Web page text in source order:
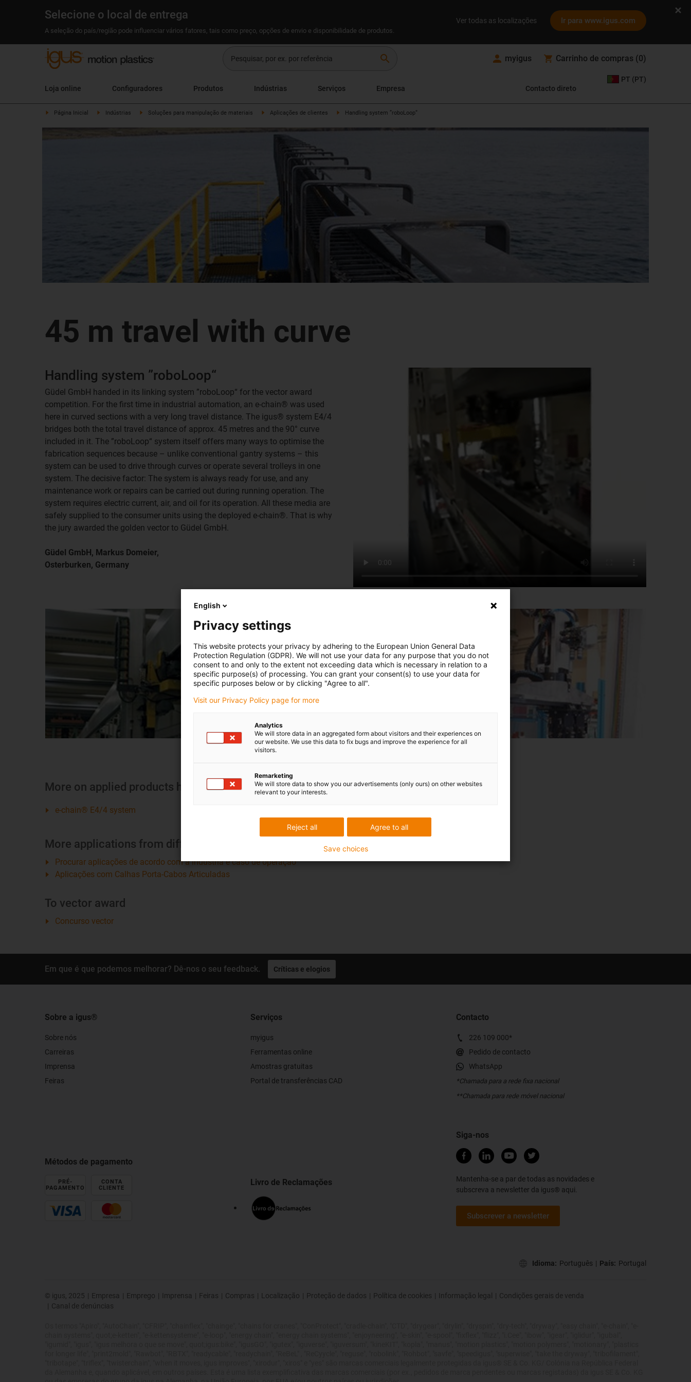
Selecione o local de entrega
A seleção do país/região pode influenciar vários fatores, tais como preço, opções de envio e disponibilidade de produtos.
Ver todas as localizações Ir para www.igus.com
search myigus Carrinho de compras (0)
Loja online Configuradores Produtos Indústrias Serviços Empresa Contacto direto
PT (PT)
Página Inicial Indústrias Soluções para manipulação de materiais Aplicações de clientes Handling system ”roboLoop“
45 m travel with curve
Handling system ”roboLoop“
Güdel GmbH handed in its linking system ”roboLoop“ for the vector award
competition. For the first time in industrial automation, an e-chain® was used
here in curved sections with a very long travel distance. The igus® system E4/4
bridges both the total travel distance of approx. 45 metres and the 90° curve
included in it. The ”roboLoop“ system itself offers many ways to optimise the
fabrication sequences because – unlike conventional gantry systems – this
system can be used to drive through curves or operate several trolleys in one
system. The decisive factor: The system is always ready for use, and any
maintenance work or repairs can be carried out during running operation. The
system requires electric current, air, and oil for its operation. All these media are
safely supplied to the consumer units using the deployed e-chain®. That is why
the jury awarded the golden vector to Güdel GmbH.
Güdel GmbH, Markus Domeier,
Osterburken, Germany
More on applied products here
e-chain® E4/4 system
More applications from different sectors
Procurar aplicações de acordo com a indústria e caso de operação
Aplicações com Calhas Porta-Cabos Articuladas
To vector award
Concurso vector
Em que é que podemos melhorar? Dê-nos o seu feedback. Críticas e elogios
Sobre a igus®
Sobre nós
Carreiras
Imprensa
Feiras
Serviços
myigus
Ferramentas online
Amostras gratuitas
Portal de transferências CAD
Contacto
226 109 000*
Pedido de contacto
WhatsApp
*Chamada para a rede fixa nacional
**Chamada para rede móvel nacional
Métodos de pagamento
PRÉ-
PAGAMENTO
CONTA
CLIENTE
Livro de Reclamações
Siga-nos
Mantenha-se a par de todas as novidades e
subscreva a newsletter da igus® aqui.
Subscrever a newsletter
Idioma: Português | País: Portugal
© igus, 2025 | Empresa | Emprego | Imprensa | Feiras | Compras | Localização | Proteção de dados | Política de cookies | Informação legal | Condições gerais de venda
| Canal de denúncias
English
Privacy settings
This website protects your privacy by adhering to the European Union General Data
Protection Regulation (GDPR). We will not use your data for any purpose that you do not
consent to and only to the extent not exceeding data which is necessary in relation to a
specific purpose(s) of processing. You can grant your consent(s) to use your data for
specific purposes below or by clicking "Agree to all".
Visit our Privacy Policy page for more
Analytics
We will store data in an aggregated form about visitors and their experiences on
our website. We use this data to fix bugs and improve the experience for all
visitors.
Remarketing
We will store data to show you our advertisements (only ours) on other websites
relevant to your interests.
Agree to all
Reject all
Save choices